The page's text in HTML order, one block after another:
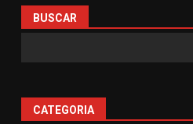
BUSCAR
CATEGORIA